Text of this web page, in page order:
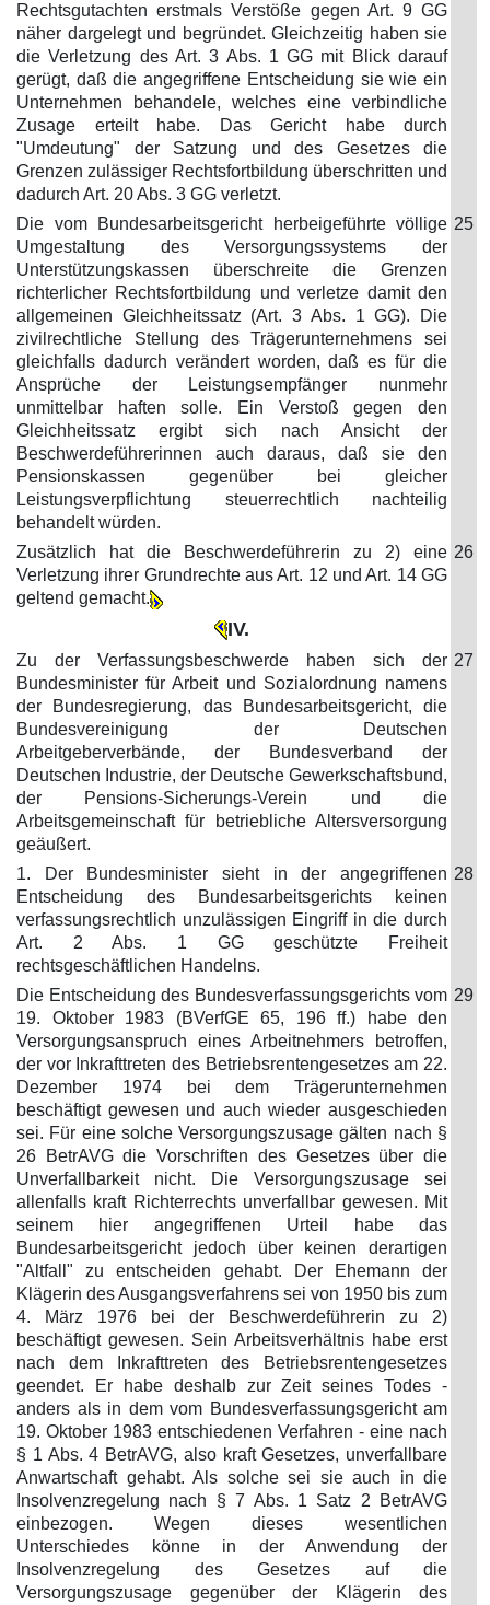
Rechtsgutachten erstmals Verstöße gegen Art. 9 GG
näher dargelegt und begründet. Gleichzeitig haben sie
die Verletzung des Art. 3 Abs. 1 GG mit Blick darauf
gerügt, daß die angegriffene Entscheidung sie wie ein
Unternehmen behandele, welches eine verbindliche
Zusage erteilt habe. Das Gericht habe durch
"Umdeutung" der Satzung und des Gesetzes die
Grenzen zulässiger Rechtsfortbildung überschritten und
dadurch Art. 20 Abs. 3 GG verletzt.
Die vom Bundesarbeitsgericht herbeigeführte völlige
Umgestaltung des Versorgungssystems der
Unterstützungskassen überschreite die Grenzen
richterlicher Rechtsfortbildung und verletze damit den
allgemeinen Gleichheitssatz (Art. 3 Abs. 1 GG). Die
zivilrechtliche Stellung des Trägerunternehmens sei
gleichfalls dadurch verändert worden, daß es für die
Ansprüche der Leistungsempfänger nunmehr
unmittelbar haften solle. Ein Verstoß gegen den
Gleichheitssatz ergibt sich nach Ansicht der
Beschwerdeführerinnen auch daraus, daß sie den
Pensionskassen gegenüber bei gleicher
Leistungsverpflichtung steuerrechtlich nachteilig
behandelt würden.
25
Zusätzlich hat die Beschwerdeführerin zu 2) eine
Verletzung ihrer Grundrechte aus Art. 12 und Art. 14 GG
geltend gemacht.
26
IV.
Zu der Verfassungsbeschwerde haben sich der
Bundesminister für Arbeit und Sozialordnung namens
der Bundesregierung, das Bundesarbeitsgericht, die
Bundesvereinigung der Deutschen
Arbeitgeberverbände, der Bundesverband der
Deutschen Industrie, der Deutsche Gewerkschaftsbund,
der Pensions-Sicherungs-Verein und die
Arbeitsgemeinschaft für betriebliche Altersversorgung
geäußert.
27
1. Der Bundesminister sieht in der angegriffenen
Entscheidung des Bundesarbeitsgerichts keinen
verfassungsrechtlich unzulässigen Eingriff in die durch
Art. 2 Abs. 1 GG geschützte Freiheit
rechtsgeschäftlichen Handelns.
28
Die Entscheidung des Bundesverfassungsgerichts vom
19. Oktober 1983 (BVerfGE 65, 196 ff.) habe den
Versorgungsanspruch eines Arbeitnehmers betroffen,
der vor Inkrafttreten des Betriebsrentengesetzes am 22.
Dezember 1974 bei dem Trägerunternehmen
beschäftigt gewesen und auch wieder ausgeschieden
sei. Für eine solche Versorgungszusage gälten nach §
26 BetrAVG die Vorschriften des Gesetzes über die
Unverfallbarkeit nicht. Die Versorgungszusage sei
allenfalls kraft Richterrechts unverfallbar gewesen. Mit
seinem hier angegriffenen Urteil habe das
Bundesarbeitsgericht jedoch über keinen derartigen
"Altfall" zu entscheiden gehabt. Der Ehemann der
Klägerin des Ausgangsverfahrens sei von 1950 bis zum
4. März 1976 bei der Beschwerdeführerin zu 2)
beschäftigt gewesen. Sein Arbeitsverhältnis habe erst
nach dem Inkrafttreten des Betriebsrentengesetzes
geendet. Er habe deshalb zur Zeit seines Todes -
anders als in dem vom Bundesverfassungsgericht am
19. Oktober 1983 entschiedenen Verfahren - eine nach
§ 1 Abs. 4 BetrAVG, also kraft Gesetzes, unverfallbare
Anwartschaft gehabt. Als solche sei sie auch in die
Insolvenzregelung nach § 7 Abs. 1 Satz 2 BetrAVG
einbezogen. Wegen dieses wesentlichen
Unterschiedes könne in der Anwendung der
Insolvenzregelung des Gesetzes auf die
Versorgungszusage gegenüber der Klägerin des
29